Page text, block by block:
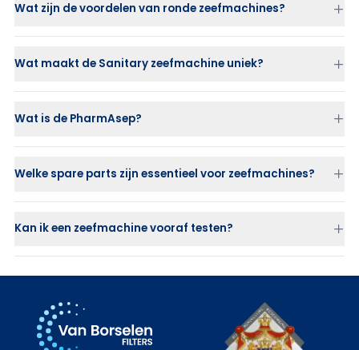
Chemie: verf, coatings, pigmenten
Kunststof- en granulatenverwerking
Water- en afvalwaterbehandeling
Wat zijn de voordelen van ronde zeefmachines?
Efficiënte scheidingdoor gelijkmatige trillingsverdeling
Lange levensduuren minder onderhoud
Flexibiliteitdankzij verwisselbare zeefdekken en maaswijdtes
Wat maakt de Sanitary zeefmachine uniek?
Wat is de PharmAsep?
Welke spare parts zijn essentieel voor zeefmachines?
Zeefdekken(gelast, gelijmd, Fusion)
Flexibele aansluitmoffen
Pakkingen en V-klemringenvoor bypassvrije afdichting
Kan ik een zeefmachine vooraf testen?